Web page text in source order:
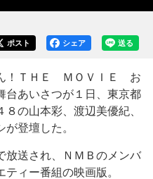
送る
シェア
ポスト
！ＴＨＥ ＭＯＶＩＥ お
台あいさつが１日、東京都
の山本彩、渡辺美優紀、
登壇した。
送され、ＮＭＢのメンバ
ィー番組の映画版。